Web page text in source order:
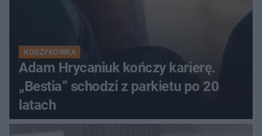
KOSZYKÓWKA
Adam Hrycaniuk kończy karierę.
„Bestia” schodzi z parkietu po 20
latach